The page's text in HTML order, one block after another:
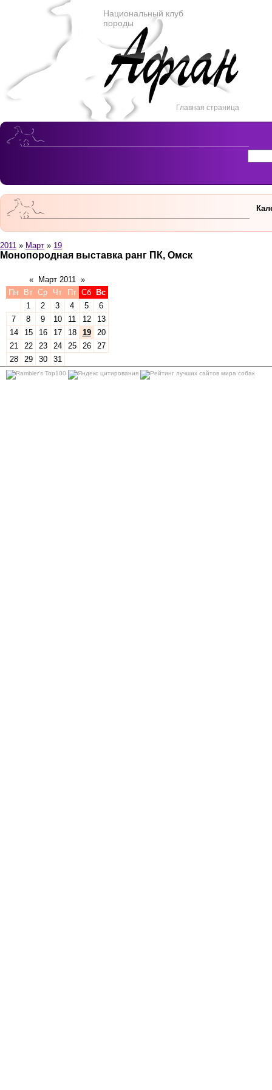
Национальный клуб
породы
Главная страница
2011 » Март » 19
Монопородная выставка ранг ПК, Омск
« Март 2011 »
Пн
Вт Ср Чт Пт Сб
Вс
1
2 3 4 5
6
7
8 9 10 11 12
13
14
15 16 17 18 19
20
21
22 23 24 25 26
27
28
29 30 31